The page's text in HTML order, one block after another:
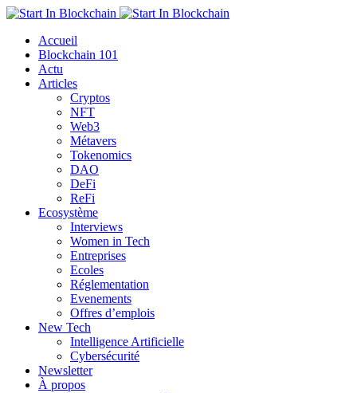
Accueil
Blockchain 101
Actu
Articles
Cryptos
NFT
Web3
Métavers
Tokenomics
DAO
DeFi
ReFi
Ecosystème
Interviews
Women in Tech
Entreprises
Ecoles
Réglementation
Evenements
Offres d’emplois
New Tech
Intelligence Artificielle
Cybersécurité
Newsletter
À propos